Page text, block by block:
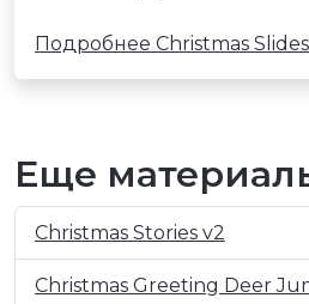
Подробнее Christmas
Еще
Christmas Stories v2
Christmas Greeting Deer